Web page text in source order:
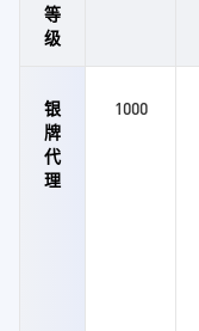
等
级
银
牌
代
理
1000